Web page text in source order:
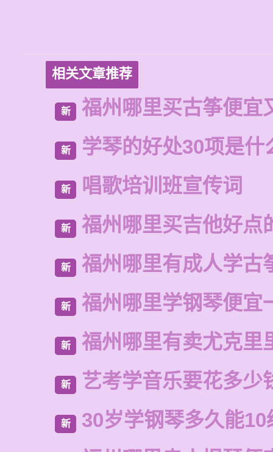
相关文章推荐
新 福州哪里买古筝便宜
新 学琴的好处30项是什
新 唱歌培训班宣传词
新 福州哪里买吉他好点
新 福州哪里有成人学古
新 福州哪里学钢琴便宜
新 福州哪里有卖尤克里
新 艺考学音乐要花多少
新
30岁学钢琴多久能10